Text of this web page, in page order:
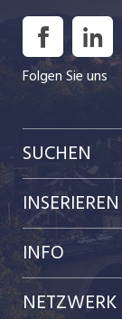
Folgen Sie uns
SUCHEN
Jobs im Kanton
Jobs in der Stadt
Jobs in der
INSERIEREN
Preise &
Kundenlogin
INFO
Team
NETZWERK